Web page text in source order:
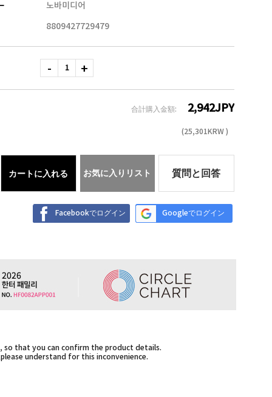
노바미디어
8809427729479
合計購入金額: 2,942JPY
(25,301 KRW )
カートに入れる お気に入りリスト 質問と回答
Facebookでログイン Googleでログイン
that you can confirm the product details.
understand for this inconvenience.